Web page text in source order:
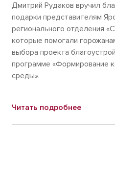
Дмитрий Рудаков вручил
подарки представителям
регионального отделения
которые помогали
выбора проекта
программе «Формирование
среды».
Читать подробнее